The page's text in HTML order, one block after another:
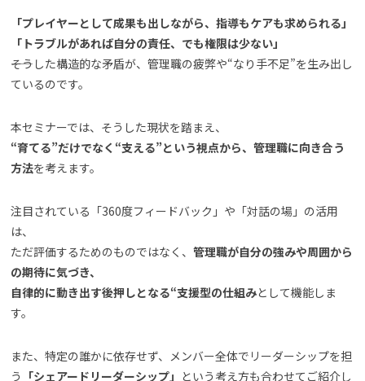
「プレイヤーとして成果も出しながら、指導もケアも求められる」
「トラブルがあれば自分の責任、でも権限は少ない」
――そうした構造的な矛盾が、管理職の疲弊や“なり手不足”を生み出し
ているのです。
本セミナーでは、そうした現状を踏まえ、
“育てる”だけでなく“支える”という視点から、管理職に向き合う
方法を考えます。
注目されている「360度フィードバック」や「対話の場」の活用
は、
ただ評価するためのものではなく、 管理職が自分の強みや周囲から
の期待に気づき、
自律的に動き出す後押しとなる“支援型の仕組みとして機能しま
す。
また、特定の誰かに依存せず、メンバー全体でリーダーシップを担
う 「シェアードリーダーシップ」 という考え方も合わせてご紹介し